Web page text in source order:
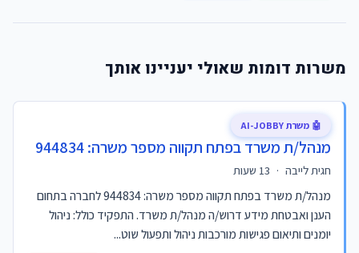
משרות דומות שאולי יעניינו אותך
מנהל/ת משרד בפתח תקווה מספר משרה: 944834
חגית לייבה ·
מנהל/ת משרד בפתח תקווה מספר משרה: 944834 לחברה בתחום
הענן ואבטחת מידע דרוש/ה מנהל/ת משרד. התפקיד כולל: ניהול
יומנים ותיאום פגישות מורכבות ניהול ותפעול שוט...
🤖 משרת AI-JOBBY